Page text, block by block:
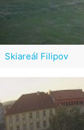
Skiareál Filipov